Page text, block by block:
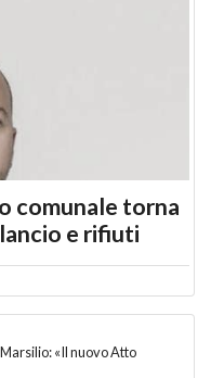
comunale torna
e rifiuti